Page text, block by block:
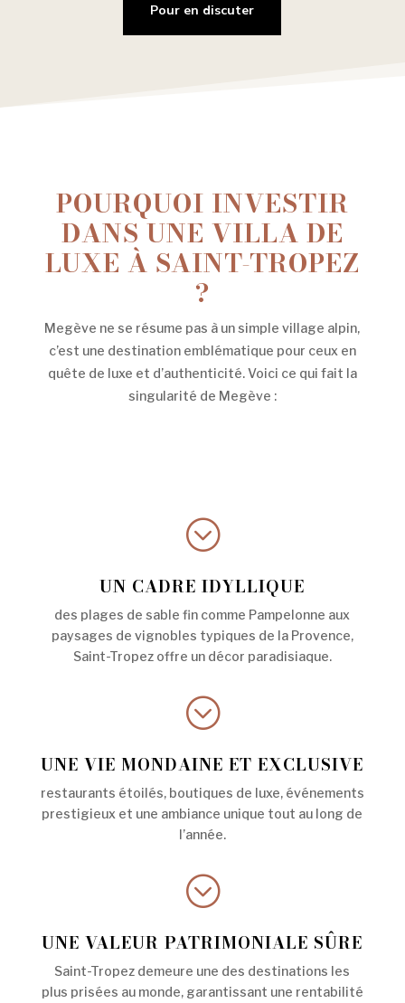
Pour en discuter
POURQUOI INVESTIR
DANS UNE VILLA DE
LUXE À SAINT-TROPEZ
?
Megève ne se résume pas à un simple village alpin,
c’est une destination emblématique pour ceux en
quête de luxe et d’authenticité. Voici ce qui fait la
singularité de Megève :
;
UN CADRE IDYLLIQUE
des plages de sable fin comme Pampelonne aux
paysages de vignobles typiques de la Provence,
Saint-Tropez offre un décor paradisiaque.
;
UNE VIE MONDAINE ET EXCLUSIVE
restaurants étoilés, boutiques de luxe, événements
prestigieux et une ambiance unique tout au long de
l’année.
;
UNE VALEUR PATRIMONIALE SÛRE
Saint-Tropez demeure une des destinations les
plus prisées au monde, garantissant une rentabilité